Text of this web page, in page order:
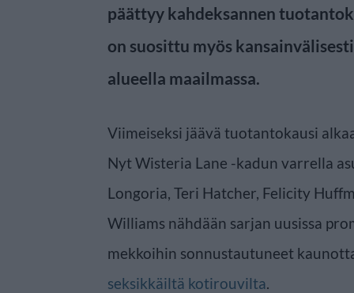
päättyy kahdeksannen
on suosittu myös
alueella maailmassa.
Viimeiseksi jäävä tuotantokausi
Nyt Wisteria Lane -kadun varrella
Longoria, Teri Hatcher, Felicity
Williams nähdään sarjan uusissa
mekkoihin sonnustautuneet
seksikkäiltä kotirouvilta.